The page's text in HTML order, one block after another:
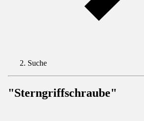
Suche
"Sterngriffschraube"